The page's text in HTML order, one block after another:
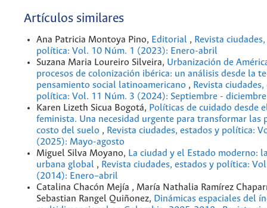
Artículos similares
Ana Patricia Montoya Pino, Editorial , Revista
política: Vol. 10 Núm. 1 (2023): Enero-abril
Suzana Maria Loureiro Silveira, Urbanización de
procesos de colonización ibérica: un análisis desde la
pensamiento social latinoamericano , Revista
política: Vol. 11 Núm. 3 (2024): Septiembre - diciembre
Karen Lizeth Sicua Bogotá, Políticas de cuidado desde
feminista. Una necesidad urgente para transformar las
costo del suelo , Revista ciudades, estados y política:
(2025): Mayo-agosto
Miguel Silva Moyano, La ciudad y el Estado moderno:
urbana global , Revista ciudades, estados y política:
(2014): Enero–abril
Catalina Chacón Mejía , María Nathalia Ramírez
Sebastian Rangel Quiñonez, Dinámicas espaciales del